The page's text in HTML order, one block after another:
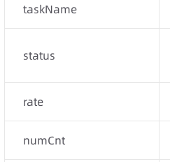
taskName
status
rate
numCnt